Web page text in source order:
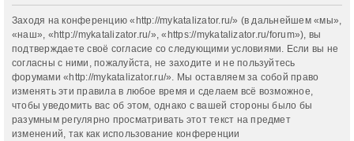
Заходя на конференцию «http://mykatalizator.ru/» (в дальнейшем «мы»,
«наш», «http://mykatalizator.ru/», «https://mykatalizator.ru/forum»), вы
подтверждаете своё согласие со следующими условиями. Если вы не
согласны с ними, пожалуйста, не заходите и не пользуйтесь
форумами «http://mykatalizator.ru/». Мы оставляем за собой право
изменять эти правила в любое время и сделаем всё возможное,
чтобы уведомить вас об этом, однако с вашей стороны было бы
разумным регулярно просматривать этот текст на предмет
изменений, так как использование конференции